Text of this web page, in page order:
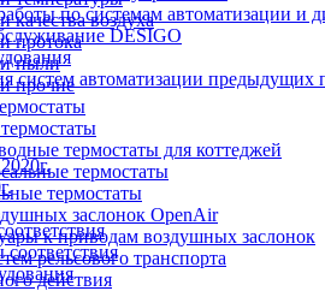
по системам автоматизации и
DESIGO
систем автоматизации
качества воздуха
протока
пыли
прочие
термостаты для коттеджей
термостаты
термостаты
заслонок OpenAir
к приводам воздушных заслонок
рельсового транспорта
действия